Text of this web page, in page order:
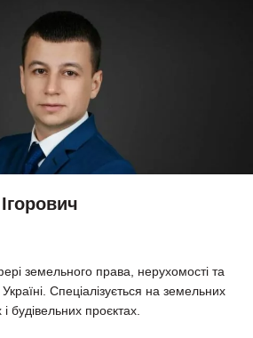
земельного права, нерухомості та
Спеціалізується на земельних
будівельних проєктах.